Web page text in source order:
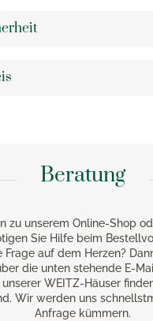
Beratung
zu unserem Online-Shop
Sie Hilfe beim
Frage auf dem Herzen?
die unten stehende E-
WEITZ-Häuser
Wir werden uns
Anfrage kümmern.